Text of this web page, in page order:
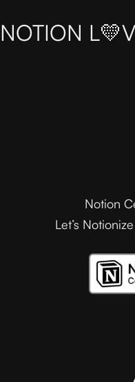
NOTION
Notion
Let’s